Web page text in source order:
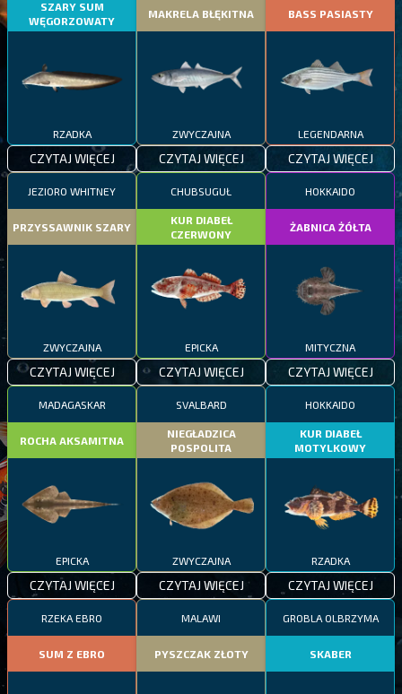
SZARY SUM
WĘGORZOWATY
RZADKA
CZYTAJ WIĘCEJ
MAKRELA BŁĘKITNA
ZWYCZAJNA
CZYTAJ WIĘCEJ
BASS PASIASTY
LEGENDARNA
CZYTAJ WIĘCEJ
JEZIORO WHITNEY
PRZYSSAWNIK SZARY
ZWYCZAJNA
CZYTAJ WIĘCEJ
CHUBSUGUŁ
KUR DIABEŁ
CZERWONY
EPICKA
CZYTAJ WIĘCEJ
HOKKAIDO
ŻABNICA ŻÓŁTA
MITYCZNA
CZYTAJ WIĘCEJ
MADAGASKAR
ROCHA AKSAMITNA
EPICKA
CZYTAJ WIĘCEJ
SVALBARD
NIEGŁADZICA
POSPOLITA
ZWYCZAJNA
CZYTAJ WIĘCEJ
HOKKAIDO
KUR DIABEŁ
MOTYLKOWY
RZADKA
CZYTAJ WIĘCEJ
RZEKA EBRO
SUM Z EBRO
MALAWI
PYSZCZAK ZŁOTY
GROBLA OLBRZYMA
SKABER